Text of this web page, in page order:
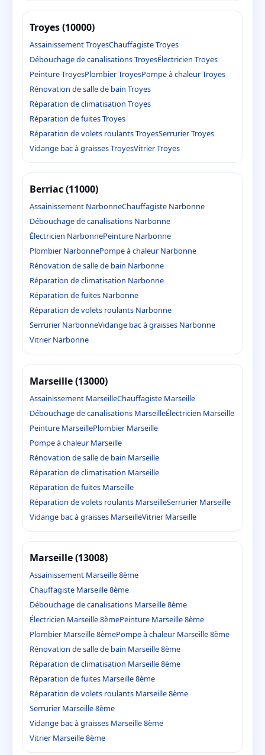
Troyes (10000)
Assainissement TroyesChauffagiste Troyes
Débouchage de canalisations TroyesÉlectricien Troyes
Peinture TroyesPlombier TroyesPompe à chaleur Troyes
Rénovation de salle de bain Troyes
Réparation de climatisation Troyes
Réparation de fuites Troyes
Réparation de volets roulants TroyesSerrurier Troyes
Vidange bac à graisses TroyesVitrier Troyes
Berriac (11000)
Assainissement NarbonneChauffagiste Narbonne
Débouchage de canalisations Narbonne
Électricien NarbonnePeinture Narbonne
Plombier NarbonnePompe à chaleur Narbonne
Rénovation de salle de bain Narbonne
Réparation de climatisation Narbonne
Réparation de fuites Narbonne
Réparation de volets roulants Narbonne
Serrurier NarbonneVidange bac à graisses Narbonne
Vitrier Narbonne
Marseille (13000)
Assainissement MarseilleChauffagiste Marseille
Débouchage de canalisations MarseilleÉlectricien Marseille
Peinture MarseillePlombier Marseille
Pompe à chaleur Marseille
Rénovation de salle de bain Marseille
Réparation de climatisation Marseille
Réparation de fuites Marseille
Réparation de volets roulants MarseilleSerrurier Marseille
Vidange bac à graisses MarseilleVitrier Marseille
Marseille (13008)
Assainissement Marseille 8ème
Chauffagiste Marseille 8ème
Débouchage de canalisations Marseille 8ème
Électricien Marseille 8èmePeinture Marseille 8ème
Plombier Marseille 8èmePompe à chaleur Marseille 8ème
Rénovation de salle de bain Marseille 8ème
Réparation de climatisation Marseille 8ème
Réparation de fuites Marseille 8ème
Réparation de volets roulants Marseille 8ème
Serrurier Marseille 8ème
Vidange bac à graisses Marseille 8ème
Vitrier Marseille 8ème